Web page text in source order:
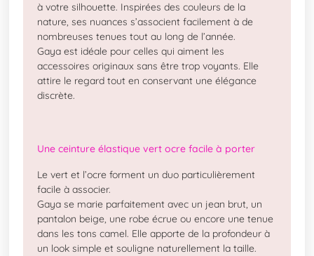
à votre silhouette. Inspirées des couleurs de la
nature, ses nuances s’associent facilement à de
nombreuses tenues tout au long de l’année.
Gaya est idéale pour celles qui aiment les
accessoires originaux sans être trop voyants. Elle
attire le regard tout en conservant une élégance
discrète.
Une ceinture élastique vert ocre facile à porter
Le vert et l’ocre forment un duo particulièrement
facile à associer.
Gaya se marie parfaitement avec un jean brut, un
pantalon beige, une robe écrue ou encore une tenue
dans les tons camel. Elle apporte de la profondeur à
un look simple et souligne naturellement la taille.